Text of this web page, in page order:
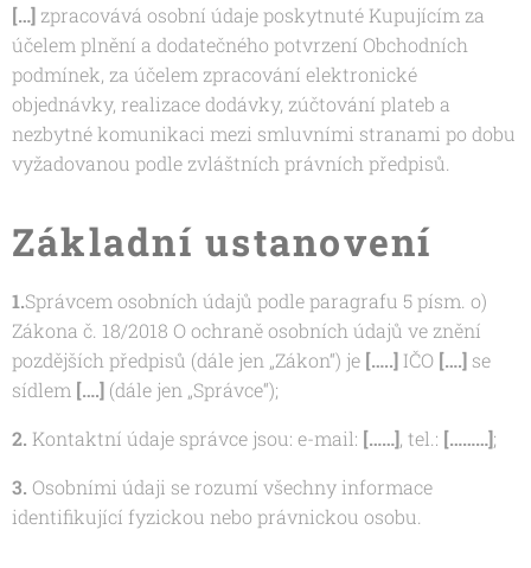
[…] zpracovává osobní údaje poskytnuté Kupujícím za
účelem plnění a dodatečného potvrzení Obchodních
podmínek, za účelem zpracování elektronické
objednávky, realizace dodávky, zúčtování plateb a
nezbytné komunikaci mezi smluvními stranami po dobu
vyžadovanou podle zvláštních právních předpisů.
Základní ustanovení
1.Správcem osobních údajů podle paragrafu 5 písm. o)
Zákona č. 18/2018 O ochraně osobních údajů ve znění
pozdějších předpisů (dále jen „Zákon“) je […..] IČO [….] se
sídlem [….] (dále jen „Správce“);
2. Kontaktní údaje správce jsou: e-mail: [……], tel.: [………];
3. Osobními údaji se rozumí všechny informace
identifikující fyzickou nebo právnickou osobu.